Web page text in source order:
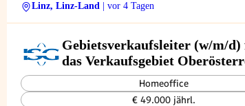
Linz, Linz-Land
| vor 4 Tagen
Gebietsverkaufsleiter (w/m/
das Verkaufsgebiet
und Teile Salzburgs
Homeoffice
€ 49.000 jährl.